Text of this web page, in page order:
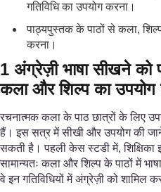
गतिविधि का उपयोग करना।
पाठ्यपुस्तक के पाठों से कला,
करना।
1 अंग्रेज़ी भाषा सीखने को
कला और शिल्प का उपयोग
रचनात्मक कला के पाठ छात्रों के लिए
हैं। इस सत्र में सीखी और उपयोग की
सकती है। पहली केस स्टडी में, शिक्षिका
सामान्यतः कला और शिल्प के पाठों में
वे इन गतिविधियों में अंग्रेज़ी को शामिल